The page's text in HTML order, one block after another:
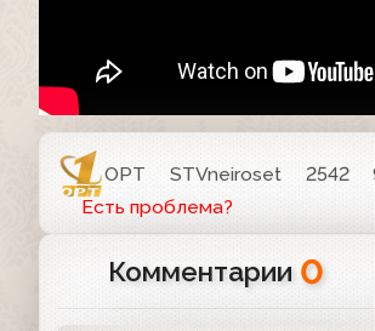
ОРТ STVneiroset 2542
Есть проблема?
Комментарии 0